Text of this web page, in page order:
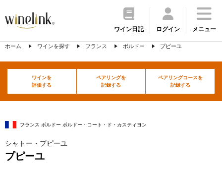
ワイン日記 ログイン メニュー
ホーム ワインを探す フランス ボルドー プピーユ
ワインを
評価する
ペアリングを
記録する
ペアリングコースを
記録する
フランス ボルドー ボルドー・コート・ド・カスティヨン
シャトー・プピーユ
プピーユ